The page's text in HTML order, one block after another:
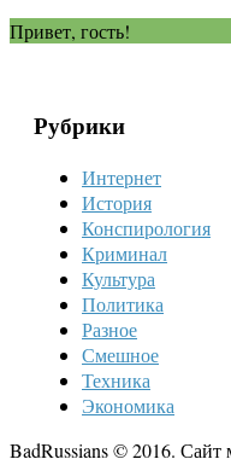
Привет, гость!
Рубрики
Интернет
История
Конспирология
Криминал
Культура
Политика
Разное
Смешное
Техника
Экономика
BadRussians © 2016. Сайт